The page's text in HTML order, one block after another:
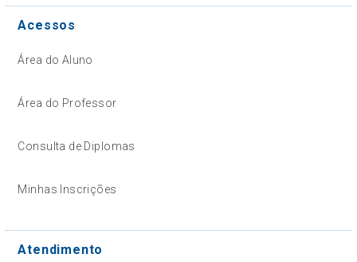
Acessos
Área do Aluno
Área do Professor
Consulta de Diplomas
Minhas Inscrições
Atendimento